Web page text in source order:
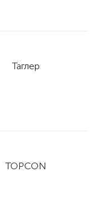
Таглер
TOPCON